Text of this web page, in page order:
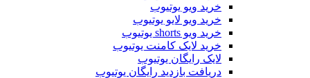
خرید ویو یوتیوب
خرید ویو لایو یوتیوب
خرید ویو shorts یوتیوب
خرید لایک کامنت یوتیوب
لایک رایگان یوتیوب
دریافت بازدید رایگان یوتیوب